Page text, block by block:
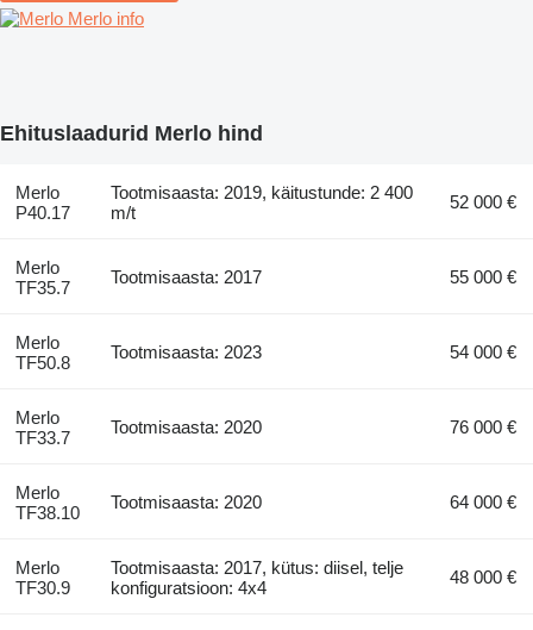
Merlo info
Ehituslaadurid Merlo hind
Merlo
P40.17
Tootmisaasta: 2019, käitustunde: 2 400
m/t
52 000 €
Merlo
TF35.7
Tootmisaasta: 2017 55 000 €
Merlo
TF50.8
Tootmisaasta: 2023 54 000 €
Merlo
TF33.7
Tootmisaasta: 2020 76 000 €
Merlo
TF38.10
Tootmisaasta: 2020 64 000 €
Merlo
TF30.9
Tootmisaasta: 2017, kütus: diisel, telje
konfiguratsioon: 4x4
48 000 €